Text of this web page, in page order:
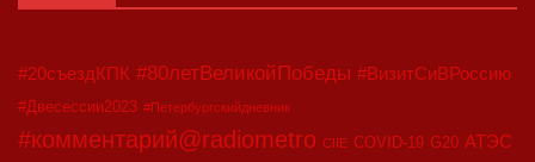
#20съездКПК #80летВеликойПобеды #ВизитСиВРоссию
#Двесессии2023 #Петербургскийдневник
#комментарий@radiometro CIIE COVID-19 G20 АТЭС